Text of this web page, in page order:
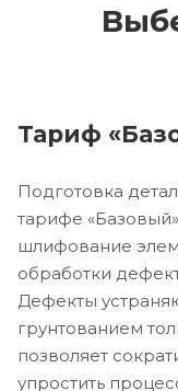
Тариф
Подготовка
тарифе
шлифование
обработки
Дефекты
грунтованием
позволяет
упростить